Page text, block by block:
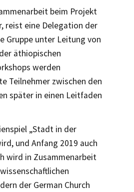
beim Projekt
reist eine Delegation der
Gruppe unter Leitung von
äthiopischen
werden
Teilnehmer zwischen den
später in einen Leitfaden
„Stadt in der
und Anfang 2019 auch
wird in Zusammenarbeit
der German Church